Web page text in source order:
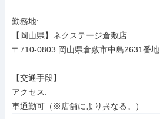
勤務地:
【岡山県】ネクステージ倉敷店
〒710-0803 岡山県倉敷市中島2631番地
【交通手段】
アクセス:
車通勤可（※店舗により異なる。）